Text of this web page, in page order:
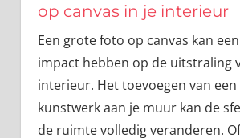
op canvas in je interieur
Een grote foto op canvas kan
impact hebben op de uitstraling
interieur. Het toevoegen van
kunstwerk aan je muur kan de
de ruimte volledig veranderen.